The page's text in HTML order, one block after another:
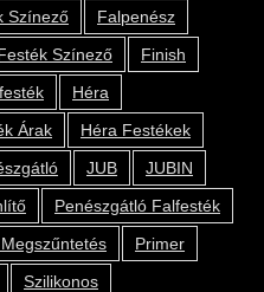
Színező
Falpenész
Színező
Finish
Héra
Árak
Héra Festékek
JUB
JUBIN
Penészgátló Falfesték
Primer
Szilikonos